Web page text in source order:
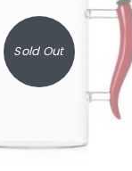
Sold Out